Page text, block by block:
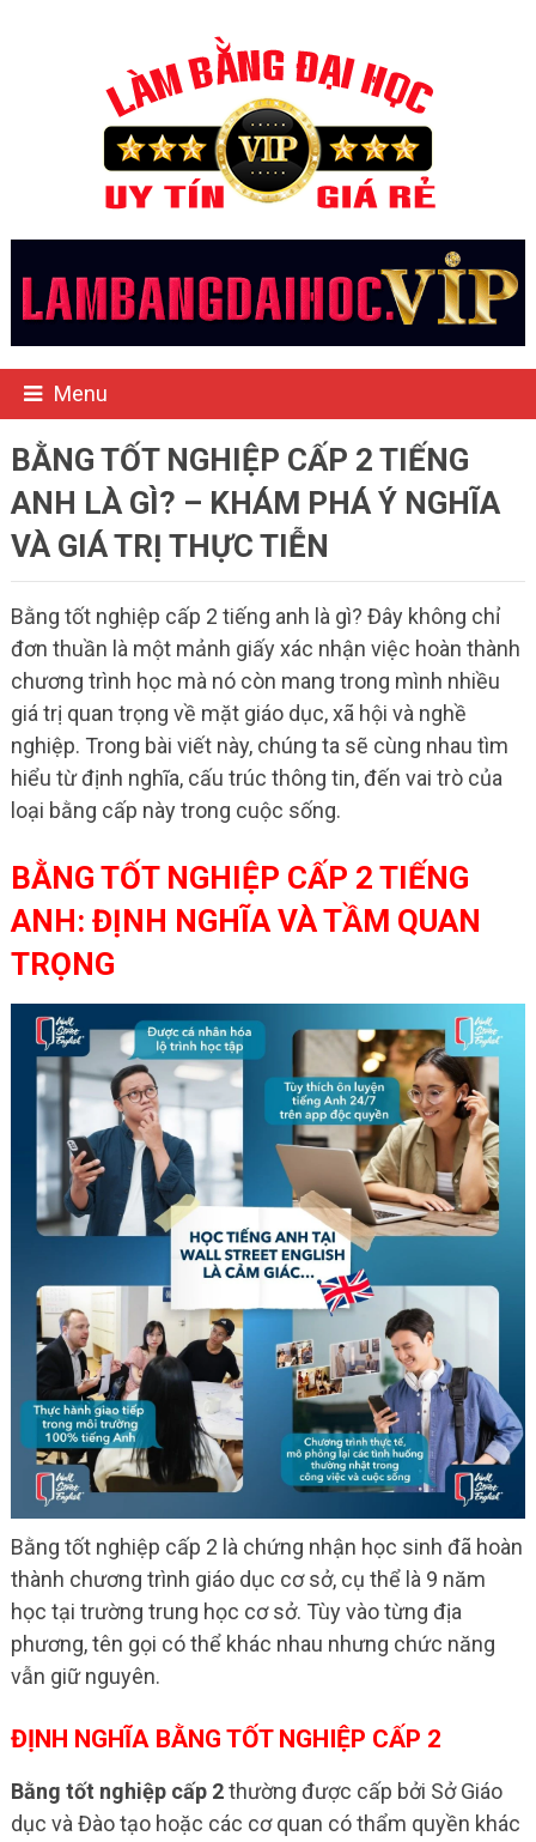
Menu
BẰNG TỐT NGHIỆP CẤP 2 TIẾNG
ANH LÀ GÌ? – KHÁM PHÁ Ý NGHĨA
VÀ GIÁ TRỊ THỰC TIỄN
Bằng tốt nghiệp cấp 2 tiếng anh là gì? Đây không chỉ
đơn thuần là một mảnh giấy xác nhận việc hoàn thành
chương trình học mà nó còn mang trong mình nhiều
giá trị quan trọng về mặt giáo dục, xã hội và nghề
nghiệp. Trong bài viết này, chúng ta sẽ cùng nhau tìm
hiểu từ định nghĩa, cấu trúc thông tin, đến vai trò của
loại bằng cấp này trong cuộc sống.
BẰNG TỐT NGHIỆP CẤP 2 TIẾNG
ANH: ĐỊNH NGHĨA VÀ TẦM QUAN
TRỌNG
Bằng tốt nghiệp cấp 2 là chứng nhận học sinh đã hoàn
thành chương trình giáo dục cơ sở, cụ thể là 9 năm
học tại trường trung học cơ sở. Tùy vào từng địa
phương, tên gọi có thể khác nhau nhưng chức năng
vẫn giữ nguyên.
ĐỊNH NGHĨA BẰNG TỐT NGHIỆP CẤP 2
Bằng tốt nghiệp cấp 2thường được cấp bởi Sở Giáo
dục và Đào tạo hoặc các cơ quan có thẩm quyền khác